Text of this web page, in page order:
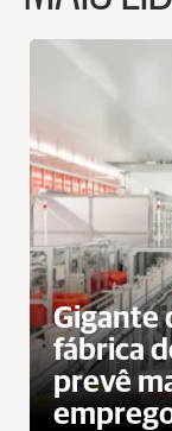
Gigante
fábrica
prevê